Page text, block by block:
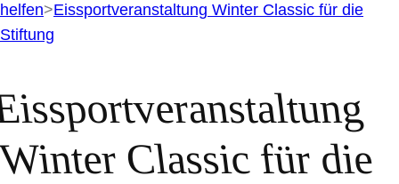
helfen>Eissportveranstaltung Winter Classic für die
Stiftung
Classic für die